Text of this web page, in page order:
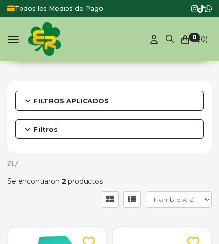
Todos los Medios de Pago
0($0)
Toggle navigation
FILTROS APLICADOS
Filtros
ZL/
Se encontraron 2 productos